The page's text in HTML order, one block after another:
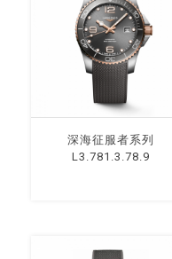
深海征服者系列
L3.781.3.78.9